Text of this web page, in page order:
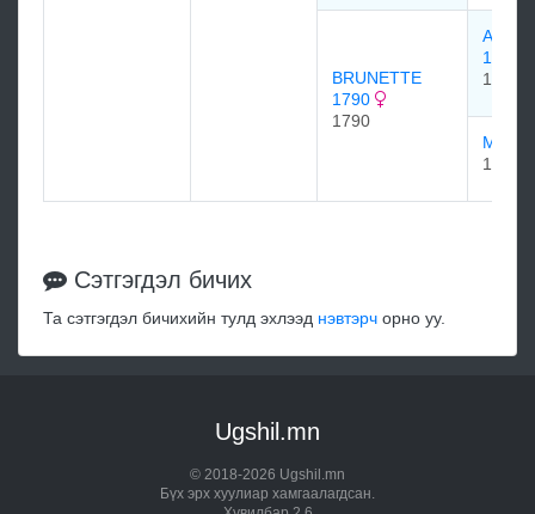
BRUNETTE
1790
1790
1766
1766
1771
Сэтгэгдэл бичих
Та сэтгэгдэл бичихийн тулд эхлээд нэвтэрч орно уу.
Ugshil.mn
© 2018-2026 Ugshil.mn
Бүх эрх хуулиар хамгаалагдсан.